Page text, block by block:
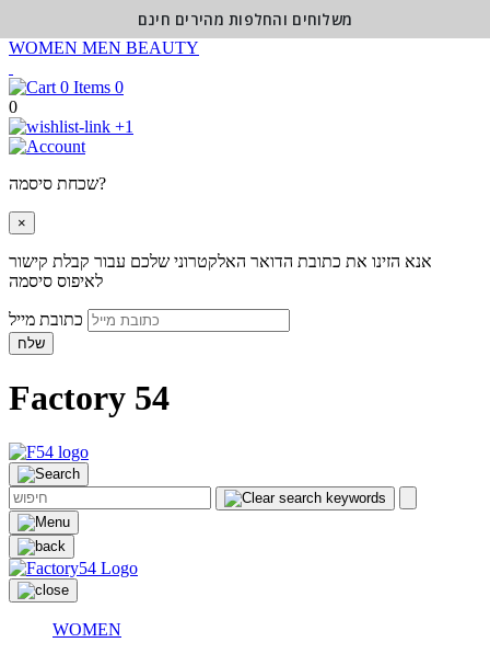
WOMEN MEN BEAUTY
0
0
+1
שכחת סיסמה?
×
אנא הזינו את כתובת הדואר האלקטרוני שלכם עבור קבלת קישור
לאיפוס סיסמה
שלח
Factory 54
WOMEN
משלוחים והחלפות מהירים חינם